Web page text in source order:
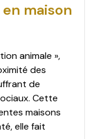
maison
animale »,
des
de
Cette
maisons
elle fait